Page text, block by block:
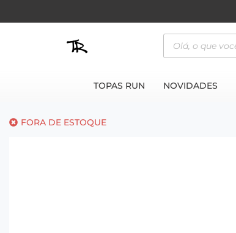
TOPAS RUN NOVIDADES
FORA DE ESTOQUE